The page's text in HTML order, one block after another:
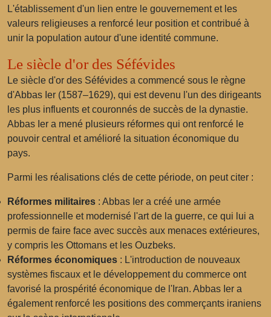
L'établissement d'un lien entre le gouvernement et les
valeurs religieuses a renforcé leur position et contribué à
unir la population autour d'une identité commune.
Le siècle d'or des Séfévides
Le siècle d'or des Séfévides a commencé sous le règne
d'Abbas Ier (1587–1629), qui est devenu l'un des dirigeants
les plus influents et couronnés de succès de la dynastie.
Abbas Ier a mené plusieurs réformes qui ont renforcé le
pouvoir central et amélioré la situation économique du
pays.
Parmi les réalisations clés de cette période, on peut citer :
Réformes militaires : Abbas Ier a créé une armée
professionnelle et modernisé l'art de la guerre, ce qui lui a
permis de faire face avec succès aux menaces extérieures,
y compris les Ottomans et les Ouzbeks.
Réformes économiques : L'introduction de nouveaux
systèmes fiscaux et le développement du commerce ont
favorisé la prospérité économique de l'Iran. Abbas Ier a
également renforcé les positions des commerçants iraniens